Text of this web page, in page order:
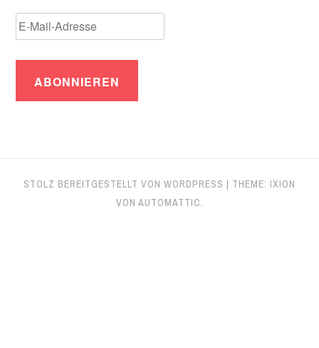
E-
Mail-
STOLZ BEREITGESTELLT VON WORDPRESS
THEME: IXION
VON AUTOMATTIC.